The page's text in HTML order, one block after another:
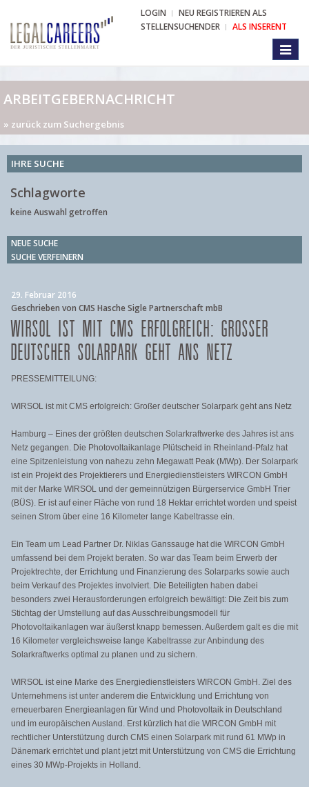
LOGIN
NEU REGISTRIEREN ALS
STELLENSUCHENDER
ALS INSERENT
ARBEITGEBERNACHRICHT
» zurück zum Suchergebnis
IHRE SUCHE
Schlagworte
keine Auswahl getroffen
NEUE SUCHE
SUCHE VERFEINERN
29. Februar 2016
Geschrieben von CMS Hasche Sigle Partnerschaft mbB
WIRSOL IST MIT CMS ERFOLGREICH: GROSSER D
EUTSCHER SOLARPARK GEHT ANS NETZ
PRESSEMITTEILUNG:
WIRSOL ist mit CMS erfolgreich: Großer deutscher Solarpark geht ans Netz
Hamburg – Eines der größten deutschen Solarkraftwerke des Jahres ist ans
Netz gegangen. Die Photovoltaikanlage Plütscheid in Rheinland-Pfalz hat
eine Spitzenleistung von nahezu zehn Megawatt Peak (MWp). Der Solarpark
ist ein Projekt des Projektierers und Energiedienstleisters WIRCON GmbH
mit der Marke WIRSOL und der gemeinnützigen Bürgerservice GmbH Trier
(BÜS). Er ist auf einer Fläche von rund 18 Hektar errichtet worden und speist
seinen Strom über eine 16 Kilometer lange Kabeltrasse ein.
Ein Team um Lead Partner Dr. Niklas Ganssauge hat die WIRCON GmbH
umfassend bei dem Projekt beraten. So war das Team beim Erwerb der
Projektrechte, der Errichtung und Finanzierung des Solarparks sowie auch
beim Verkauf des Projektes involviert. Die Beteiligten haben dabei
besonders zwei Herausforderungen erfolgreich bewältigt: Die Zeit bis zum
Stichtag der Umstellung auf das Ausschreibungsmodell für
Photovoltaikanlagen war äußerst knapp bemessen. Außerdem galt es die mit
16 Kilometer vergleichsweise lange Kabeltrasse zur Anbindung des
Solarkraftwerks optimal zu planen und zu sichern.
WIRSOL ist eine Marke des Energiedienstleisters WIRCON GmbH. Ziel des
Unternehmens ist unter anderem die Entwicklung und Errichtung von
erneuerbaren Energieanlagen für Wind und Photovoltaik in Deutschland
und im europäischen Ausland. Erst kürzlich hat die WIRCON GmbH mit
rechtlicher Unterstützung durch CMS einen Solarpark mit rund 61 MWp in
Dänemark errichtet und plant jetzt mit Unterstützung von CMS die Errichtung
eines 30 MWp-Projekts in Holland.